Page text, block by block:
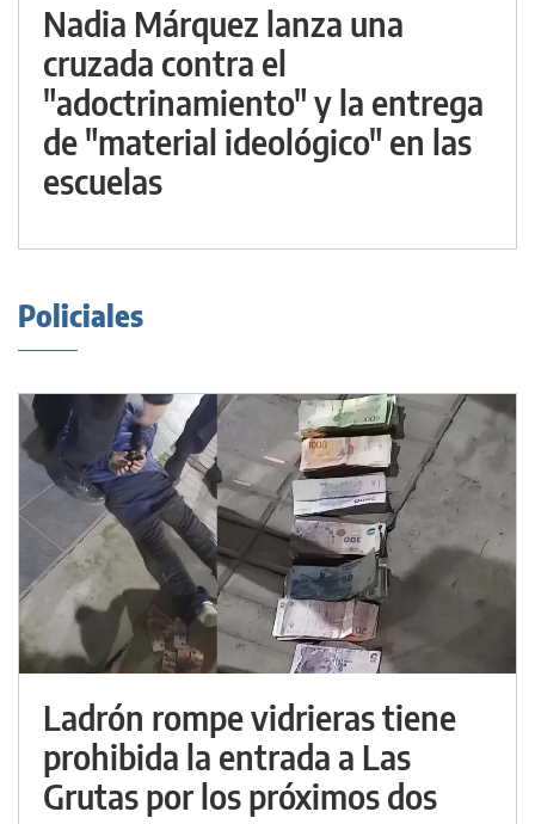
Nadia Márquez lanza una
cruzada contra el
"adoctrinamiento" y la entrega
de "material ideológico" en las
escuelas
Policiales
Ladrón rompe vidrieras tiene
prohibida la entrada a Las
Grutas por los próximos dos